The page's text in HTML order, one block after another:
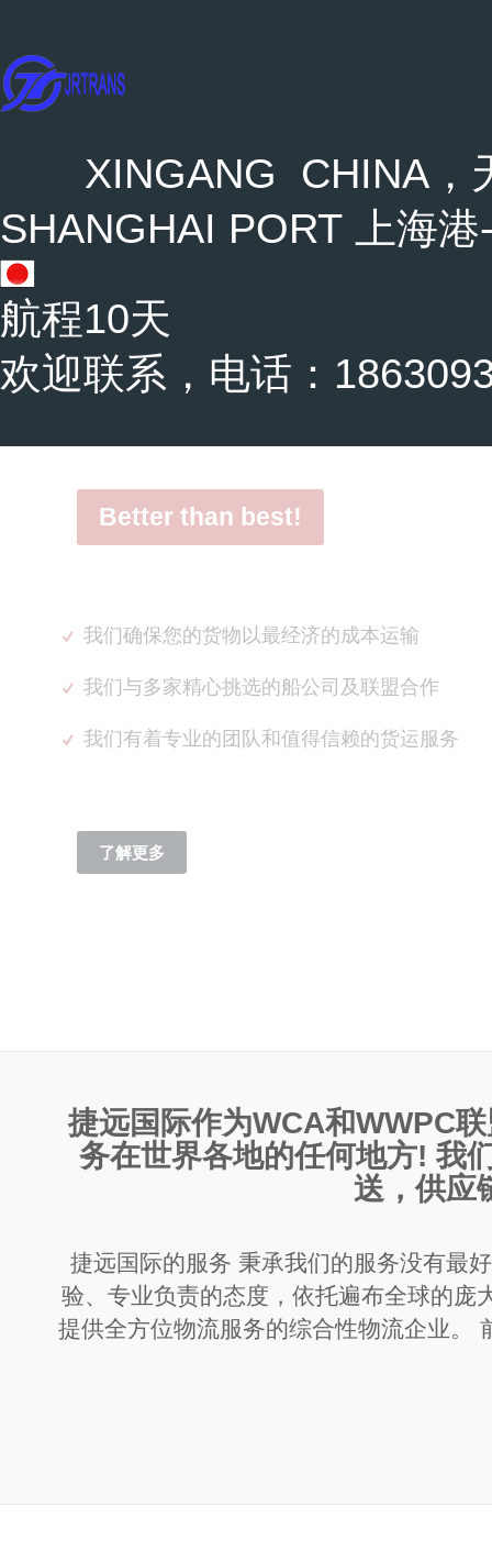
XINGANG CHINA，天
SHANGHAI PORT 上海
航程10天
欢迎联系，电话：
捷远国际作为WCA和WWPC
务在世界各地的任何地方! 我
送，供应
捷远国际的服务 秉承我们的服务没有最
验、专业负责的态度，依托遍布全球的庞
提供全方位物流服务的综合性物流企业。